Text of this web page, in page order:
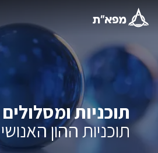
תוכניות ומסלולים
תוכניות ההון האנושי